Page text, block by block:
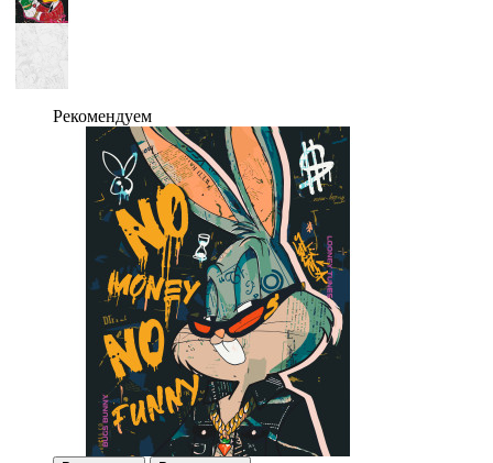
Рекомендуем